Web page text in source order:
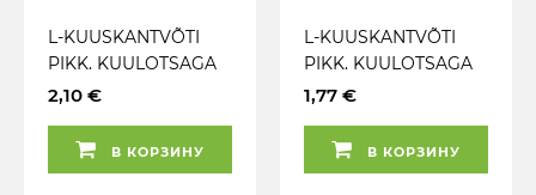
L-KUUSKANTVÕTI
PIKK. KUULOTSAGA
1.5MM KS TOOLS
2,10 €
В КОРЗИНУ
L-KUUSKANTVÕTI
PIKK. KUULOTSAGA
1.3MM KS TOOLS
1,77 €
В КОРЗИНУ